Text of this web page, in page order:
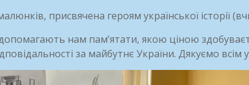
присвячена героям української історії
нам пам’ятати, якою ціною
за майбутнє України. Дякуємо всім